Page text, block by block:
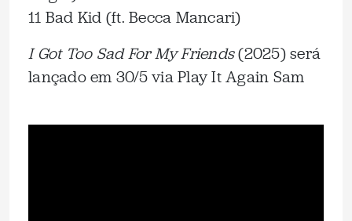
11 Bad Kid (ft. Becca Mancari)
I Got Too Sad For My Friends(2025) será
lançado em 30/5 via Play It Again Sam